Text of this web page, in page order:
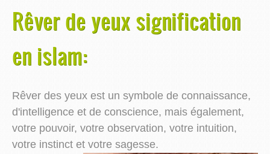
Rêver de yeux signification
en islam:
Rêver des yeux est un symbole de connaissance,
d'intelligence et de conscience, mais également,
votre pouvoir, votre observation, votre intuition,
votre instinct et votre sagesse.